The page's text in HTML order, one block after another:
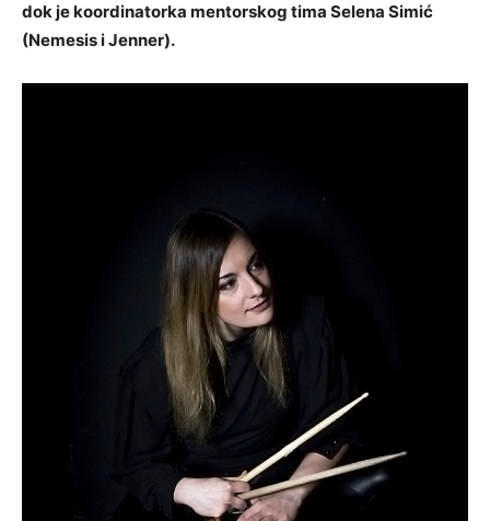
dok je koordinatorka mentorskog tima Selena Simić
(Nemesis i Jenner).